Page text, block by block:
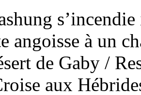
angoisse à un
de Gaby /
aux